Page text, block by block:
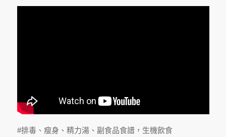
#排毒、瘦身、精力湯、副食品食譜，生機飲食